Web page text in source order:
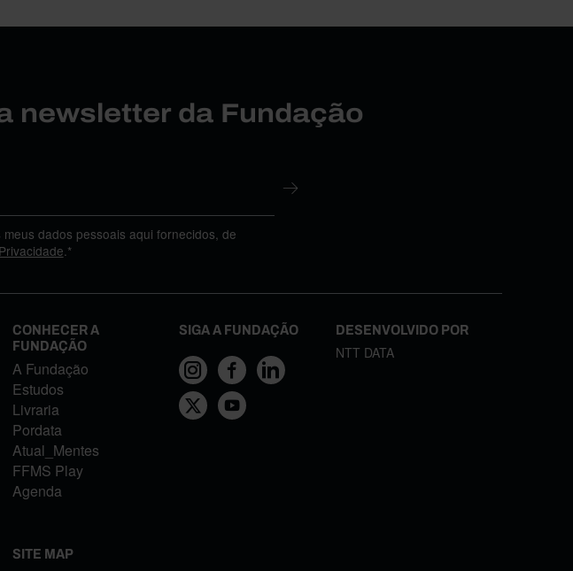
newsletter da Fundação
dados pessoais aqui fornecidos, de
.*
CONHECER A
FUNDAÇÃO
A Fundação
Estudos
Livraria
Pordata
Atual_Mentes
FFMS Play
Agenda
SITE MAP
SIGA A FUNDAÇÃO DESENVOLVIDO POR
NTT DATA